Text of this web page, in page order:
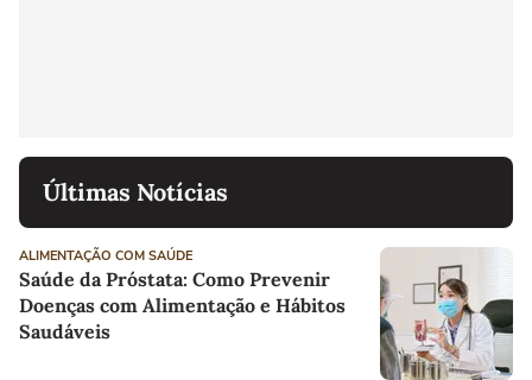
Últimas Notícias
ALIMENTAÇÃO COM SAÚDE
Saúde da Próstata: Como Prevenir
Doenças com Alimentação e Hábitos
Saudáveis